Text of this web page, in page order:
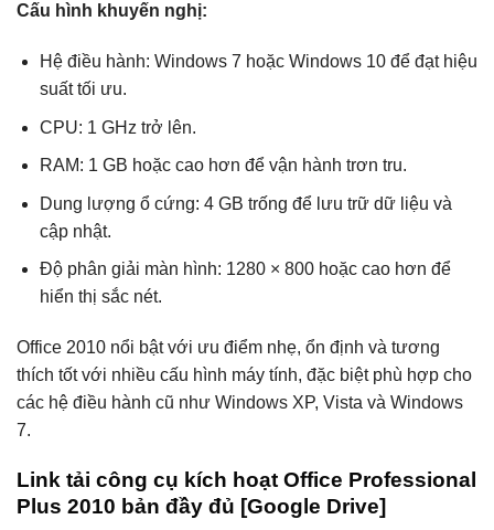
Cấu hình khuyến nghị:
Hệ điều hành: Windows 7 hoặc Windows 10 để đạt hiệu
suất tối ưu.
CPU: 1 GHz trở lên.
RAM: 1 GB hoặc cao hơn để vận hành trơn tru.
Dung lượng ổ cứng: 4 GB trống để lưu trữ dữ liệu và
cập nhật.
Độ phân giải màn hình: 1280 × 800 hoặc cao hơn để
hiển thị sắc nét.
Office 2010 nổi bật với ưu điểm nhẹ, ổn định và tương
thích tốt với nhiều cấu hình máy tính, đặc biệt phù hợp cho
các hệ điều hành cũ như Windows XP, Vista và Windows
7.
Link tải công cụ kích hoạt Office Professional
Plus 2010 bản đầy đủ [Google Drive]